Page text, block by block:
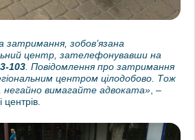
затримання, зобов’язана
центр, зателефонувавши на
103 . Повідомлення про затримання
центром цілодобово. Тож
вимагайте адвоката» , –